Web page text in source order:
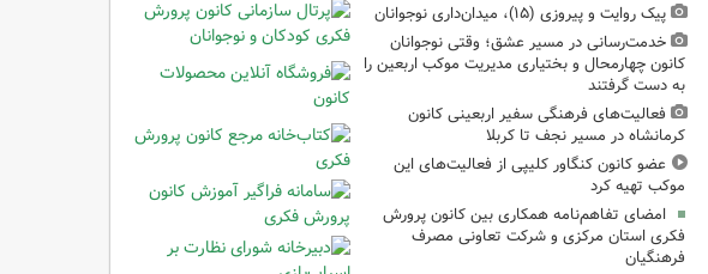
پیک روایت و پیروزی (۱۵)، میدان‌داری نوجوانان
خدمت‌رسانی در مسیر عشق؛ وقتی نوجوانان
کانون چهارمحال و بختیاری مدیریت موکب اربعین را
به دست گرفتند
فعالیت‌های فرهنگی سفیر اربعینی کانون
کرمانشاه در مسیر نجف تا کربلا
عضو کانون کنگاور کلیپی از فعالیت‌های این
موکب تهیه کرد
امضای تفاهم‌نامه همکاری بین کانون پرورش
فکری استان مرکزی و شرکت تعاونی مصرف
فرهنگیان